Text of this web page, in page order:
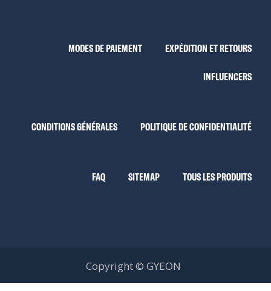
MODES DE PAIEMENT EXPÉDITION ET RETOURS
INFLUENCERS
CONDITIONS GÉNÉRALES POLITIQUE DE CONFIDENTIALITÉ
FAQ SITEMAP TOUS LES PRODUITS
Copyright © GYEON